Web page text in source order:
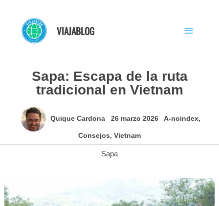
contenido
VIAJABLOG
Sapa: Escapa de la ruta
tradicional en Vietnam
Quique Cardona 26 marzo 2026 A-noindex,
Consejos, Vietnam
Sapa